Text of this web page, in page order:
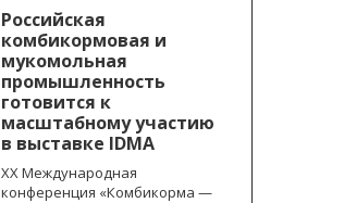
Российская
комбикормовая и
мукомольная
промышленность
готовится к
масштабному участию
в выставке IDMA
XX Международная
конференция «Комбикорма —